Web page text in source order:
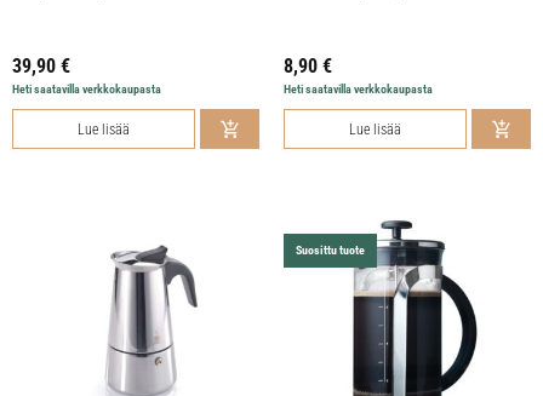
39,90 €
Heti saatavilla verkkokaupasta
Lue lisää
8,90 €
Heti saatavilla verkkokaupasta
Lue lisää
Suosittu tuote